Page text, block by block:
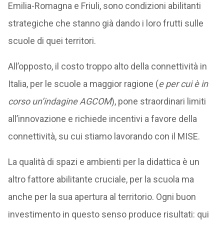
Emilia-Romagna e Friuli, sono condizioni abilitanti
strategiche che stanno già dando i loro frutti sulle
scuole di quei territori.
All’opposto, il costo troppo alto della connettività in
Italia, per le scuole a maggior ragione (e per cui è in
corso un’indagine AGCOM), pone straordinari limiti
all’innovazione e richiede incentivi a favore della
connettività, su cui stiamo lavorando con il MISE.
La qualità di spazi e ambienti per la didattica è un
altro fattore abilitante cruciale, per la scuola ma
anche per la sua apertura al territorio. Ogni buon
investimento in questo senso produce risultati: qui